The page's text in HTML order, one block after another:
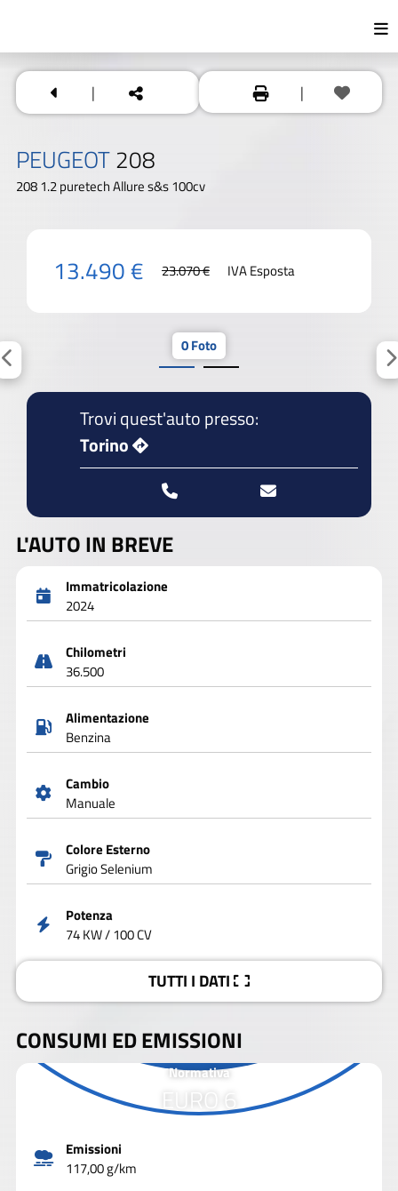
| |
PEUGEOT208
208 1.2 puretech Allure s&s 100cv
13.490 € 23.070 € IVA Esposta
0 Foto
Trovi quest'auto presso:
Torino
L'AUTO IN BREVE
Immatricolazione
2024
Chilometri
36.500
Alimentazione
Benzina
Cambio
Manuale
Colore Esterno
Grigio Selenium
Potenza
74 KW / 100 CV
TUTTI I DATI
CONSUMI ED EMISSIONI
Normativa
EURO 6
Emissioni
117,00 g/km